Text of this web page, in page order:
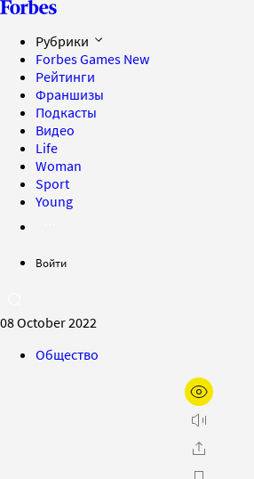
Рубрики
Forbes Games New
Рейтинги
Франшизы
Подкасты
Видео
Life
Woman
Sport
Young
Войти
08 October 2022
Общество